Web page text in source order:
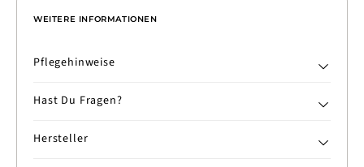
WEITERE INFORMATIONEN
Pflegehinweise
Hast Du Fragen?
Hersteller